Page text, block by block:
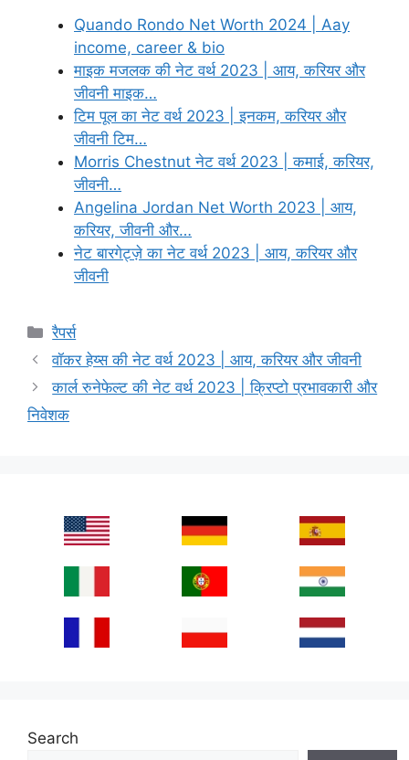
Quando Rondo Net Worth 2024 | Aay
income, career & bio
माइक मजलक की नेट वर्थ 2023 | आय, करियर और
जीवनी माइक…
टिम पूल का नेट वर्थ 2023 | इनकम, करियर और
जीवनी टिम…
Morris Chestnut नेट वर्थ 2023 | कमाई, करियर,
जीवनी…
Angelina Jordan Net Worth 2023 | आय,
करियर, जीवनी और…
नेट बारगेट्ज़े का नेट वर्थ 2023 | आय, करियर और
जीवनी
Categories
रैपर्स
वॉकर हेय्स की नेट वर्थ 2023 | आय, करियर और जीवनी
कार्ल रुनेफेल्ट की नेट वर्थ 2023 | क्रिप्टो प्रभावकारी और
निवेशक
Search